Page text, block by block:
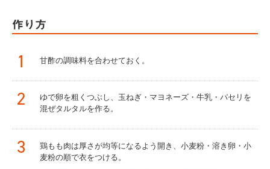
作り方
1 甘酢の調味料を合わせておく。
2
ゆで卵を粗くつぶし、玉ねぎ・マヨネーズ・牛乳・パセリを
混ぜタルタルを作る。
3
鶏もも肉は厚さが均等になるよう開き、小麦粉・溶き卵・小
麦粉の順で衣をつける。